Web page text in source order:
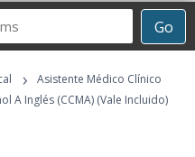
Go
›
Asistente Médico Clínico
A Inglés (CCMA) (Vale Incluido)